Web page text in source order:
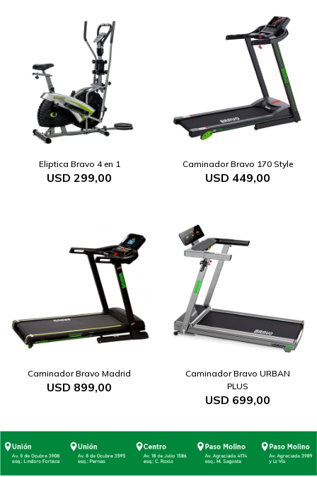
Eliptica Bravo 4 en 1
USD 299,00
Caminador Bravo 170 Style
USD 449,00
Caminador Bravo Madrid
USD 899,00
Caminador Bravo URBAN
PLUS
USD 699,00